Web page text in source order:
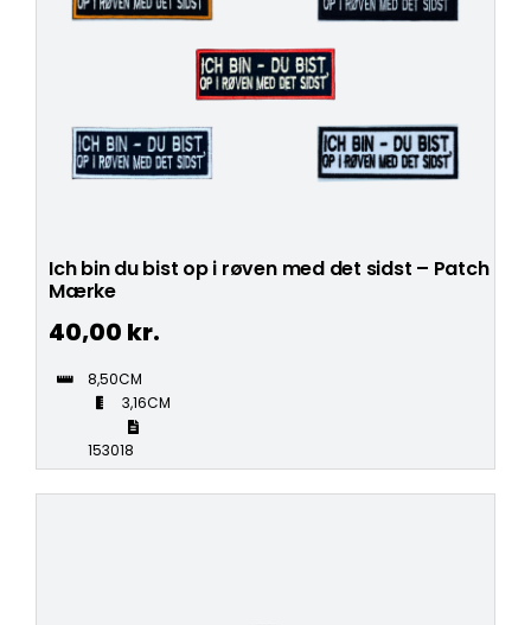
Ich bin du bist op i røven med det sidst – Patch
Mærke
40,00 kr.
8,50CM
3,16CM
153018